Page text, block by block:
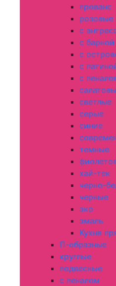
прованс
розовые
с
с
с
с
с
светлые
серые
синие
темные
хай-тек
черно-
черные
эко
эмаль
Кухня
П-образные
круглые
подвесные
с пеналом